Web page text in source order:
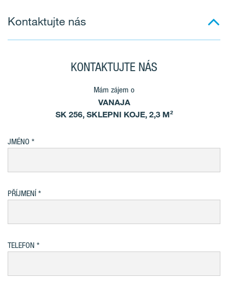
Kontaktujte nás
KONTAKTUJTE NÁS
Mám zájem o
VANAJA
SK 256, SKLEPNI KOJE, 2,3 M²
JMÉNO
PŘÍJMENÍ
TELEFON